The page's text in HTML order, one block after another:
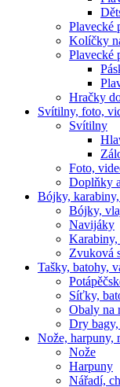
Plavecké
Kolíčky
Plavecké
Hračky
Svítilny, foto,
Svítilny
Foto,
Doplňky
Bójky,
Bójky,
Navijáky
Zvuková
Tašky, batohy,
Síťky,
Obaly na
Dry
Nože, harpuny,
Nože
Harpuny
Nářadí,